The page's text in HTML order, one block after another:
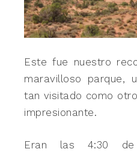
Este fue nuestro
maravilloso parque,
tan visitado como
impresionante.
Eran las 4:30